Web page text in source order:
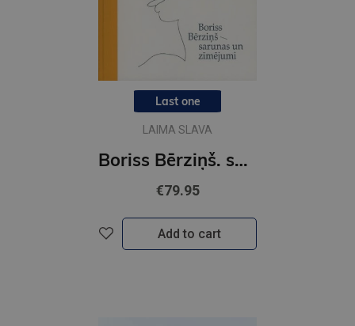
Last one
LAIMA SLAVA
Boriss Bērziņš. sarunas un zīmējumi
€79.95
Add to cart